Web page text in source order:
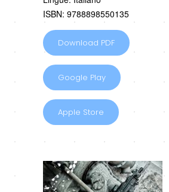
ISBN: 9788898550135
Download PDF
Google Play
Apple Store